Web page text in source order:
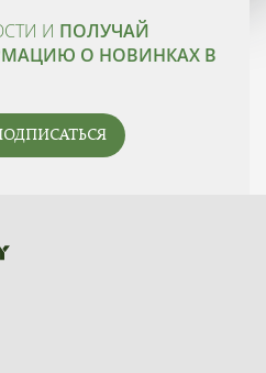
И ПОЛУЧАЙ
О НОВИНКАХ В